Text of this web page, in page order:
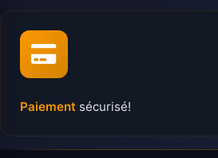
Paiement sécurisé!